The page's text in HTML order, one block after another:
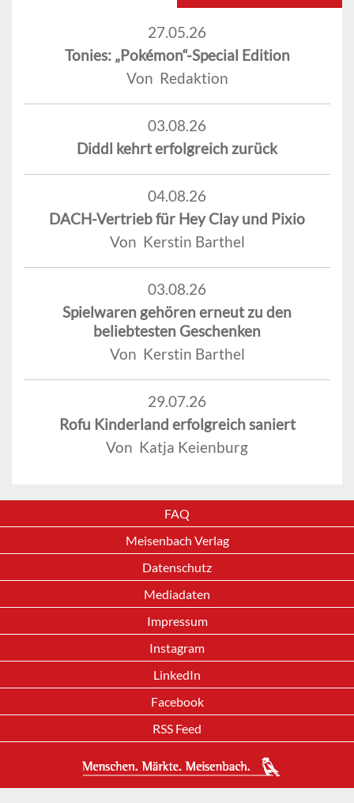
27.05.26
Tonies: „Pokémon“-Special Edition
Von Redaktion
03.08.26
Diddl kehrt erfolgreich zurück
04.08.26
DACH-Vertrieb für Hey Clay und Pixio
Von Kerstin Barthel
03.08.26
Spielwaren gehören erneut zu den
beliebtesten Geschenken
Von Kerstin Barthel
29.07.26
Rofu Kinderland erfolgreich saniert
Von Katja Keienburg
FAQ
Meisenbach Verlag
Datenschutz
Mediadaten
Impressum
Instagram
LinkedIn
Facebook
RSS Feed